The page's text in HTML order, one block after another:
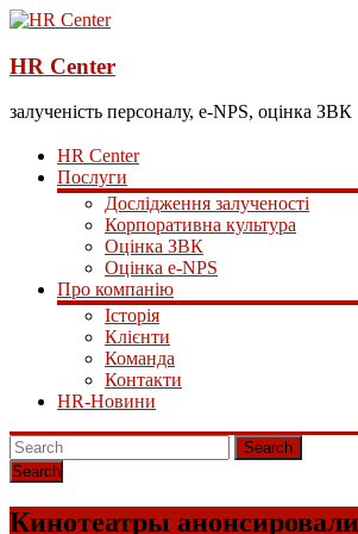
HR Center
залученість персоналу, e-NPS, оцінка ЗВК
HR Center
Послуги
Дослідження залученості
Корпоративна культура
Оцінка ЗВК
Оцінка e-NPS
Про компанію
Історія
Клієнти
Команда
Контакти
HR-Новини
Search
Кинотеатры